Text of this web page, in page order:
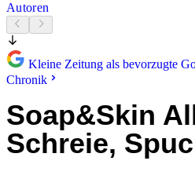
Autoren
Kleine Zeitung als bevorzugte
Chronik
Soap&Skin
Schreie,